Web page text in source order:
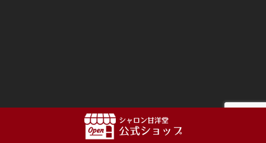
Copyright 2017:シャロン甘洋堂